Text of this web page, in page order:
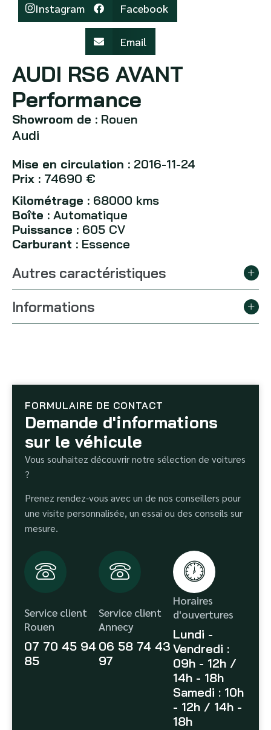
Instagram Facebook
Email
AUDI RS6 AVANT
Performance
Showroom de : Rouen
Audi
Mise en circulation : 2016-11-24
Prix : 74690 €
Kilométrage : 68000 kms
Boîte : Automatique
Puissance : 605 CV
Carburant : Essence
Autres caractéristiques
Informations
FORMULAIRE DE CONTACT
Demande d'informations
sur le véhicule
Vous souhaitez découvrir notre sélection de voitures
?
Prenez rendez-vous avec un de nos conseillers pour
une visite personnalisée, un essai ou des conseils sur
mesure.
Service client
Rouen
07 70 45 94
85
Service client
Annecy
06 58 74 43
97
Horaires
d'ouvertures
Lundi -
Vendredi :
09h - 12h /
14h - 18h
Samedi : 10h
- 12h / 14h -
18h